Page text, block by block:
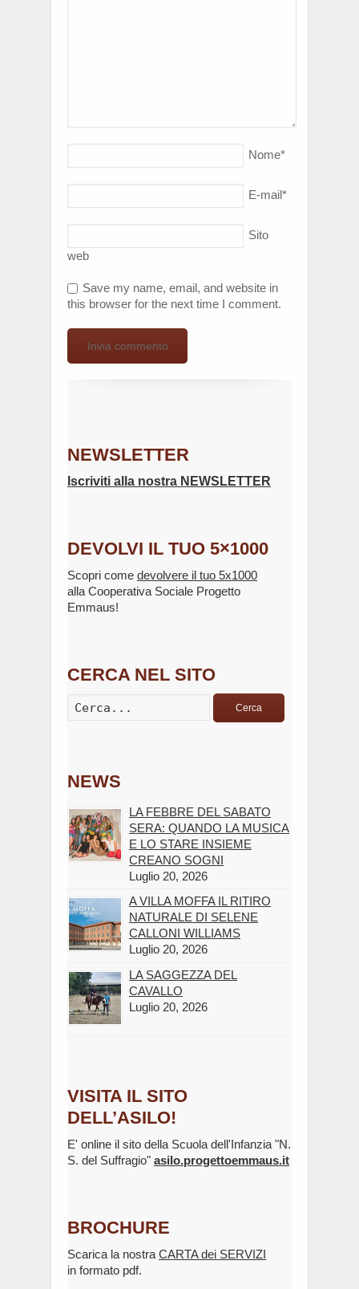
Nome*
E-mail*
Sito
web
Save my name, email, and website in
this browser for the next time I comment.
NEWSLETTER
Iscriviti alla nostra NEWSLETTER
DEVOLVI IL TUO 5×1000
Scopri come devolvere il tuo 5x1000
alla Cooperativa Sociale Progetto
Emmaus!
CERCA NEL SITO
Cerca
NEWS
LA FEBBRE DEL SABATO
SERA: QUANDO LA MUSICA
E LO STARE INSIEME
CREANO SOGNI
Luglio 20, 2026
A VILLA MOFFA IL RITIRO
NATURALE DI SELENE
CALLONI WILLIAMS
Luglio 20, 2026
LA SAGGEZZA DEL
CAVALLO
Luglio 20, 2026
VISITA IL SITO
DELL’ASILO!
E' online il sito della Scuola dell'Infanzia "N.
S. del Suffragio" asilo.progettoemmaus.it
BROCHURE
Scarica la nostra CARTA dei SERVIZI
in formato pdf.